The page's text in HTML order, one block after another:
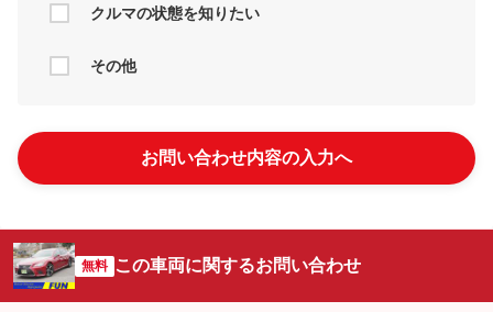
クルマの状態を知りたい
その他
お問い合わせ内容の入力へ
無料 この車両に関するお問い合わせ